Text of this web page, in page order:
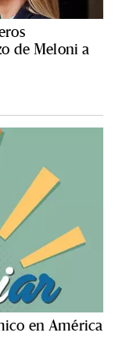
de Meloni a
en América